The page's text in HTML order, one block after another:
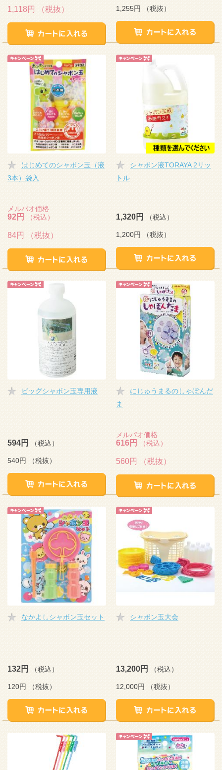
1,118円 （税抜） 1,255円 （税抜）
はじめてのシャボン玉（液
3本）袋入
メルパオ価格
92円 （税込）
84円 （税抜）
シャボン液TORAYA 2リッ
トル
1,320円 （税込）
1,200円 （税抜）
ビッグシャボン玉専用液
594円 （税込）
540円 （税抜）
にじゅうまるのしゃぼんだ
ま
メルパオ価格
616円 （税込）
560円 （税抜）
なかよしシャボン玉セット
132円 （税込）
120円 （税抜）
シャボン玉大会
13,200円 （税込）
12,000円 （税抜）